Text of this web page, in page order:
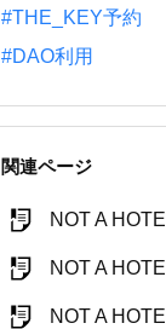
#THE_KEY予約
#DAO利用
関連ページ
NOT A
NOT A
NOT A